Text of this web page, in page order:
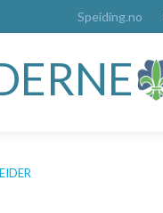
Speiding.no